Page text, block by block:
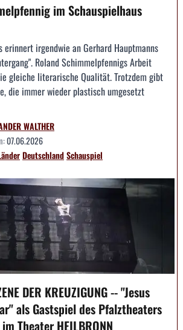
im Schauspielhaus
erinnert irgendwie an Gerhard Hauptmanns
Roland Schimmelpfennigs Arbeit
gleiche literarische Qualität. Trotzdem gibt
die immer wieder plastisch umgesetzt
WALTHER
07.06.2026
DeutschlandSchauspiel
DER KREUZIGUNG -- "Jesus
als Gastspiel des Pfalztheaters
Theater HEILBRONN